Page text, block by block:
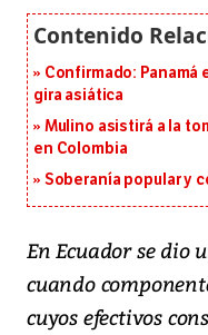
Confirmado: Panamá
gira asiática
Mulino asistirá a la
en Colombia
Soberanía popular y
En Ecuador se dio
cuando
cuyos efectivos